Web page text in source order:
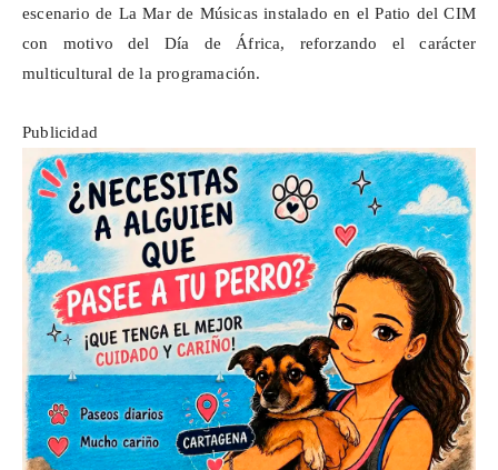
escenario de La Mar de Músicas instalado en el Patio del CIM
con motivo del Día de África, reforzando el carácter
multicultural de la programación.
Publicidad